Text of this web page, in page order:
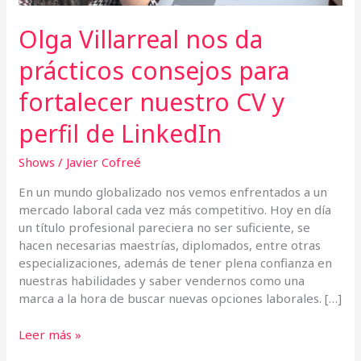
Olga Villarreal nos da
prácticos consejos para
fortalecer nuestro CV y
perfil de LinkedIn
Shows / Javier Cofreé
En un mundo globalizado nos vemos enfrentados a un
mercado laboral cada vez más competitivo. Hoy en día
un título profesional pareciera no ser suficiente, se
hacen necesarias maestrías, diplomados, entre otras
especializaciones, además de tener plena confianza en
nuestras habilidades y saber vendernos como una
marca a la hora de buscar nuevas opciones laborales. […]
y
perfil
de
LinkedIn
Leer más »